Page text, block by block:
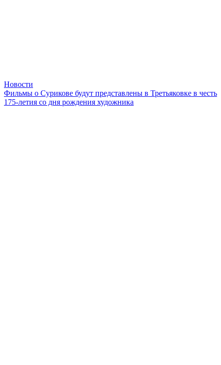
Новости
Фильмы о Сурикове будут представлены в Третьяковке в честь
175-летия со дня рождения художника